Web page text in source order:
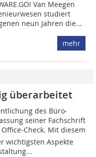
Van Meegen
studiert
neun Jahren die...
mehr
überarbeitet
des Büro-
seiner Fachschrift
Check. Mit diesem
wichtigsten Aspekte